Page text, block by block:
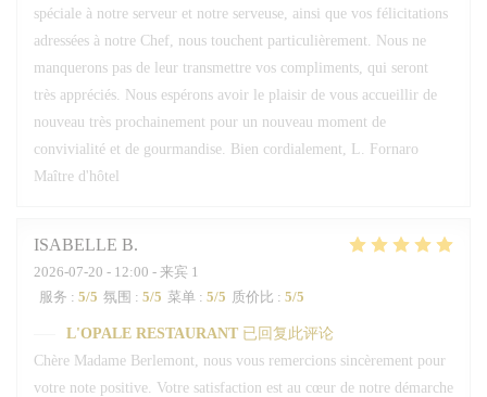
spéciale à notre serveur et notre serveuse, ainsi que vos félicitations
adressées à notre Chef, nous touchent particulièrement. Nous ne
manquerons pas de leur transmettre vos compliments, qui seront
très appréciés. Nous espérons avoir le plaisir de vous accueillir de
nouveau très prochainement pour un nouveau moment de
convivialité et de gourmandise. Bien cordialement, L. Fornaro
Maître d'hôtel
ISABELLE B
2026-07-20 - 12:00 - 来宾 1
服务 : 5/5 氛围 : 5/5 菜单 : 5/5 质价比 : 5/5
L'OPALE RESTAURANT 已回复此评论
Chère Madame Berlemont, nous vous remercions sincèrement pour
votre note positive. Votre satisfaction est au cœur de notre démarche